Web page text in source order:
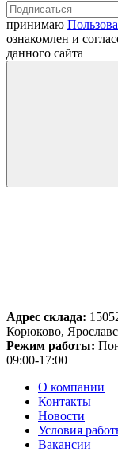
принимаю
ознакомлен и
данного сайта
Адрес склада:
Корюково,
Режим работы:
09:00-17:00
О компании
Контакты
Новости
Условия
Вакансии